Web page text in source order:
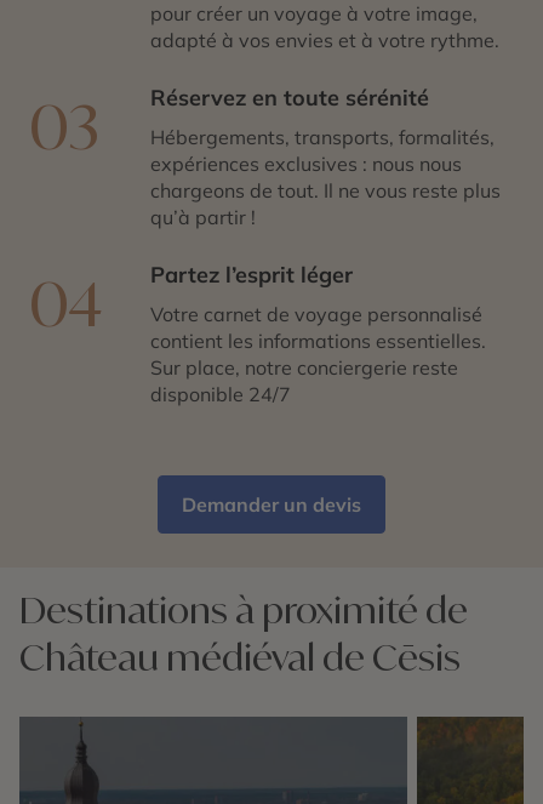
pour créer un voyage à votre image,
adapté à vos envies et à votre rythme.
03 Réservez en toute sérénité
Hébergements, transports, formalités,
expériences exclusives : nous nous
chargeons de tout. Il ne vous reste plus
qu’à partir !
04 Partez l’esprit léger
Votre carnet de voyage personnalisé
contient les informations essentielles.
Sur place, notre conciergerie reste
disponible 24/7
Demander un devis
Destinations à proximité de
Château médiéval de Cēsis